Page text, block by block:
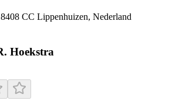
CC Lippenhuizen, Nederland
Hoekstra